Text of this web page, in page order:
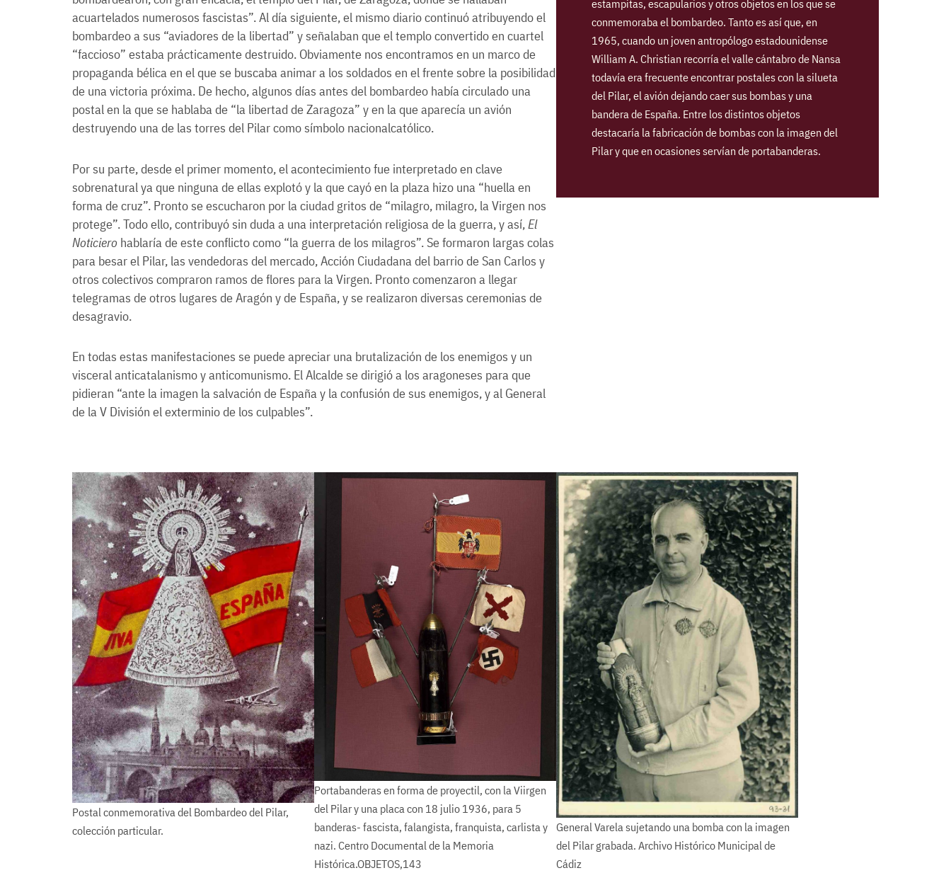
acuartelados numerosos fascistas”. Al día siguiente, el mismo diario continuó atribuyendo el
bombardeo a sus “aviadores de la libertad” y señalaban que el templo convertido en cuartel
“faccioso” estaba prácticamente destruido. Obviamente nos encontramos en un marco de
propaganda bélica en el que se buscaba animar a los soldados en el frente sobre la posibilidad
de una victoria próxima. De hecho, algunos días antes del bombardeo había circulado una
postal en la que se hablaba de “la libertad de Zaragoza” y en la que aparecía un avión
destruyendo una de las torres del Pilar como símbolo nacionalcatólico.
Por su parte, desde el primer momento, el acontecimiento fue interpretado en clave
sobrenatural ya que ninguna de ellas explotó y la que cayó en la plaza hizo una “huella en
forma de cruz”. Pronto se escucharon por la ciudad gritos de “milagro, milagro, la Virgen nos
protege”. Todo ello, contribuyó sin duda a una interpretación religiosa de la guerra, y así,El
Noticiero hablaría de este conflicto como “la guerra de los milagros”. Se formaron largas colas
para besar el Pilar, las vendedoras del mercado, Acción Ciudadana del barrio de San Carlos y
otros colectivos compraron ramos de flores para la Virgen. Pronto comenzaron a llegar
telegramas de otros lugares de Aragón y de España, y se realizaron diversas ceremonias de
desagravio.
En todas estas manifestaciones se puede apreciar una brutalización de los enemigos y un
visceral anticatalanismo y anticomunismo. El Alcalde se dirigió a los aragoneses para que
pidieran “ante la imagen la salvación de España y la confusión de sus enemigos, y al General
de la V División el exterminio de los culpables”.
estampitas, escapularios y otros objetos en los que se
conmemoraba el bombardeo. Tanto es así que, en
1965, cuando un joven antropólogo estadounidense
William A. Christian recorría el valle cántabro de Nansa
todavía era frecuente encontrar postales con la silueta
del Pilar, el avión dejando caer sus bombas y una
bandera de España. Entre los distintos objetos
destacaría la fabricación de bombas con la imagen del
Pilar y que en ocasiones servían de portabanderas.
Postal conmemorativa del Bombardeo del Pilar,
colección particular.
Portabanderas en forma de proyectil, con la Viirgen
del Pilar y una placa con 18 julio 1936, para 5
banderas- fascista, falangista, franquista, carlista y
nazi. Centro Documental de la Memoria
Histórica.OBJETOS,143
General Varela sujetando una bomba con la imagen
del Pilar grabada. Archivo Histórico Municipal de
Cádiz